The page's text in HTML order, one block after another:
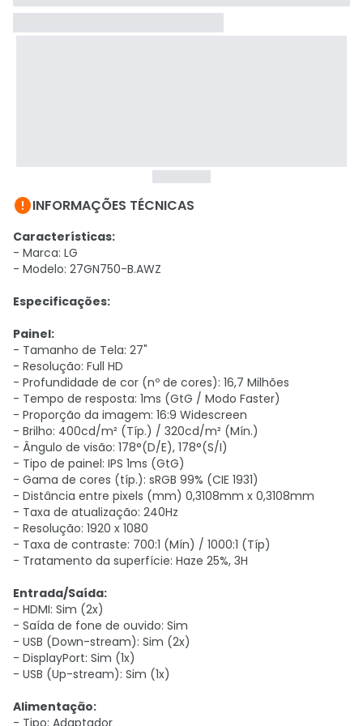
INFORMAÇÕES TÉCNICAS
Características:
- Marca: LG
- Modelo: 27GN750-B.AWZ
Especificações:
Painel:
- Tamanho de Tela: 27"
- Resolução: Full HD
- Profundidade de cor (nº de cores): 16,7 Milhões
- Tempo de resposta: 1ms (GtG / Modo Faster)
- Proporção da imagem: 16:9 Widescreen
- Brilho: 400cd/m² (Típ.) / 320cd/m² (Mín.)
- Ângulo de visão: 178°(D/E), 178°(S/I)
- Tipo de painel: IPS 1ms (GtG)
- Gama de cores (típ.): sRGB 99% (CIE 1931)
- Distância entre pixels (mm) 0,3108mm x 0,3108mm
- Taxa de atualização: 240Hz
- Resolução: 1920 x 1080
- Taxa de contraste: 700:1 (Mín) / 1000:1 (Típ)
- Tratamento da superfície: Haze 25%, 3H
Entrada/Saída:
- HDMI: Sim (2x)
- Saída de fone de ouvido: Sim
- USB (Down-stream): Sim (2x)
- DisplayPort: Sim (1x)
- USB (Up-stream): Sim (1x)
Alimentação:
- Tipo: Adaptador